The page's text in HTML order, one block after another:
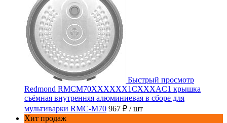
Быстрый просмотр
Redmond RMCM70XXXXXX1CXXXAC1 крышка
съёмная внутренняя алюминиевая в сборе для
мультиварки RMC-M70 967 ₽ / шт
Хит продаж